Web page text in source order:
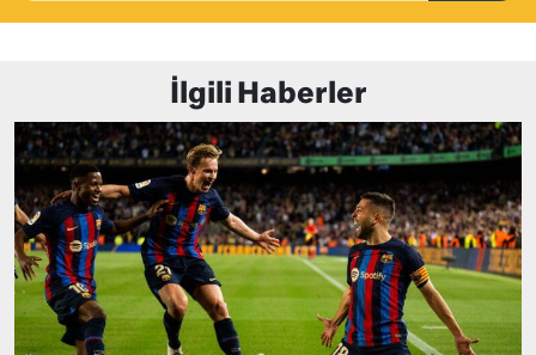
İlgili Haberler